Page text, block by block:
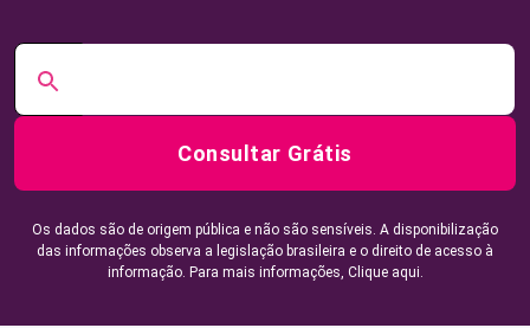
Consultar Grátis
Os dados são de origem pública e não são sensíveis. A disponibilização
das informações observa a legislação brasileira e o direito de acesso à
informação. Para mais informações, Clique aqui.